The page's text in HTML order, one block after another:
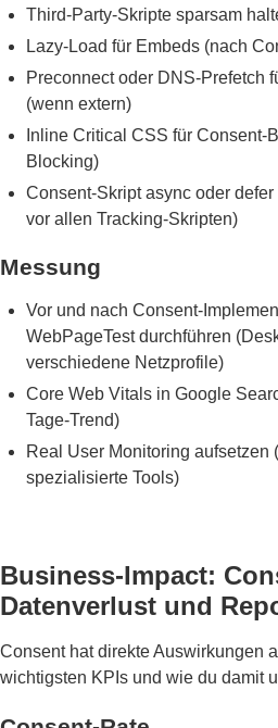
Third-Party-Skripte sparsam
Lazy-Load für Embeds (nach
Preconnect oder DNS-Prefetch
(wenn extern)
Inline Critical CSS für Consent-
Blocking)
Consent-Skript async oder
vor allen Tracking-Skripten)
Messung
Vor und nach Consent-
WebPageTest durchführen
verschiedene Netzprofile)
Core Web Vitals in Google
Tage-Trend)
Real User Monitoring aufsetzen
spezialisierte Tools)
Business-Impact:
Datenverlust und
Consent hat direkte Auswirkungen
wichtigsten KPIs und wie du damit